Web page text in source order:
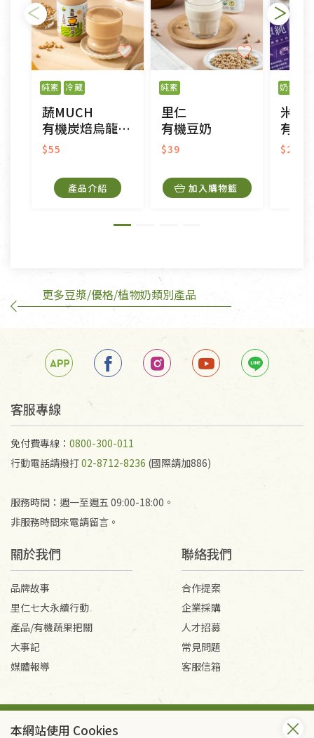
不適用七天鑑賞期商品：
以數位或電磁紀錄形式儲存之商品、易於變質或損壞
之商品、以及性質上無法或不適合退換之商品：如
CD、VCD、DVD、電腦軟體，若產品瑕疵無法讀取僅
接受原片換新。
衣飾鞋類-如T恤，如於送達後水洗或污損者。
美容保養用品、內衣褲、襪子、口罩等私人消耗性產
內衣褲、襪子、口罩個人衛生用品除商品本身有瑕疵
外,依據《通訊交易解除權合理例外情事適用準
不在此限。
訂購手抄稿退貨需知：
手抄稿進行退貨時，請務必保持原包裝方式及使用原
若未保持原包裝方式或未使用原箱退回，導致書籍有
任何折損、磨損、污損或凹角，將不接受退貨，也不
不接受退貨之手抄稿，為敬重法寶故，里仁網購無法
代為結緣處理等。 若需將手抄稿寄還給消費者，因而
產生的運費100元/箱將由消費者負擔。
純素 冷藏
蔬MUCH
有機炭焙烏龍豆奶茶
$55
產品介紹
純素
里仁
有機豆奶
$39
加入購物籃
奶素
米森
有機黑
$275
更多豆漿/優格/植物奶類別產品
客服專線
免付費專線： 0800-300-011
行動電話請撥打02-8712-8236 (國際請加886)
服務時間：週一至週五 09:00-18:00。
非服務時間來電請留言。
關於我們
品牌故事
里仁七大永續行動
產品/有機蔬果把關
大事記
媒體報導
聯絡我們
合作提案
企業採購
人才招募
常見問題
客服信箱
Copyright © 2026 里仁事業股份有限公司(統編：16301262) /
本網站使用 Cookies